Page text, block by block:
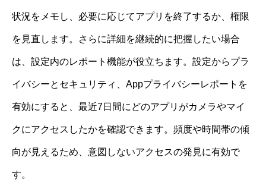
状況をメモし、必要に応じてアプリを終了するか、権限
を見直します。さらに詳細を継続的に把握したい場合
は、設定内のレポート機能が役立ちます。設定からプラ
イバシーとセキュリティ、Appプライバシーレポートを
有効にすると、最近7日間にどのアプリがカメラやマイ
クにアクセスしたかを確認できます。頻度や時間帯の傾
向が見えるため、意図しないアクセスの発見に有効で
す。